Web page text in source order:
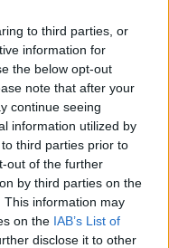
to third parties, or
information for
the below opt-out
note that after your
continue seeing
information utilized by
third parties prior to
out of the further
by third parties on the
This information may
on the IAB’s List of
disclose it to other
cserélni, de megint
az bizony továbbra
Vajon most sima